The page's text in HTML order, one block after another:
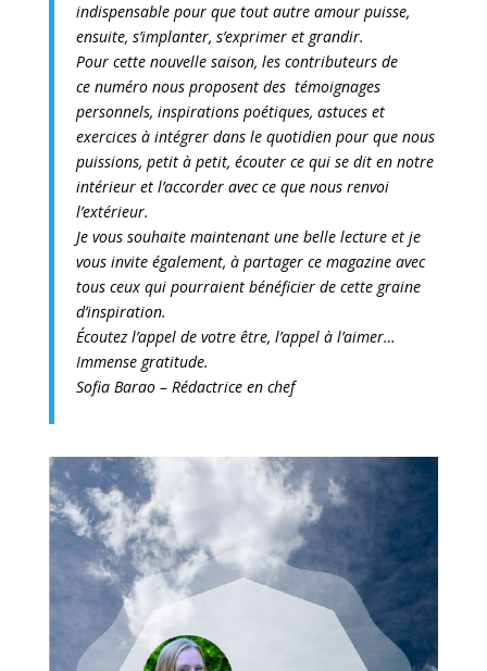
indispensable pour que tout autre amour puisse,
ensuite, s’implanter, s’exprimer et grandir.
Pour cette nouvelle saison, les contributeurs de
ce numéro nous proposent des témoignages
personnels, inspirations poétiques, astuces et
exercices à intégrer dans le quotidien pour que nous
puissions, petit à petit, écouter ce qui se dit en notre
intérieur et l’accorder avec ce que nous renvoi
l’extérieur.
Je vous souhaite maintenant une belle lecture et je
vous invite également, à partager ce magazine avec
tous ceux qui pourraient bénéficier de cette graine
d’inspiration.
Écoutez l’appel de votre être, l’appel à l’aimer…
Immense gratitude.
Sofia Barao – Rédactrice en chef